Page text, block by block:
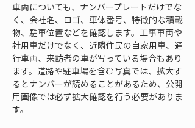
車両についても、ナンバープレートだけでな
く、会社名、ロゴ、車体番号、特徴的な積載
物、駐車位置などを確認します。工事車両や
社用車だけでなく、近隣住民の自家用車、通
行車両、来訪者の車が写っている場合もあり
ます。道路や駐車場を含む写真では、拡大す
るとナンバーが読めることがあるため、公開
用画像では必ず拡大確認を行う必要がありま
す。